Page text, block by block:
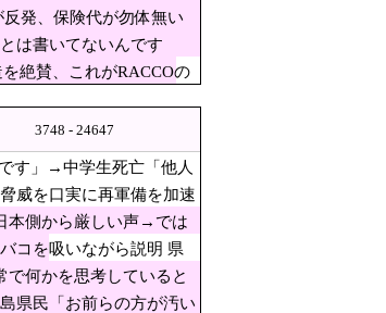
観客たちが……
ど★]
発、保険代が勿体無い
は書いてないんです
絶賛、これがRACCOの
3748 - 24647
す」→中学生死亡「他人
威を口実に再軍備を加速
本側から厳しい声→では
コを吸いながら説明 県
で何かを思考していると
県民「お前らの方が汚い